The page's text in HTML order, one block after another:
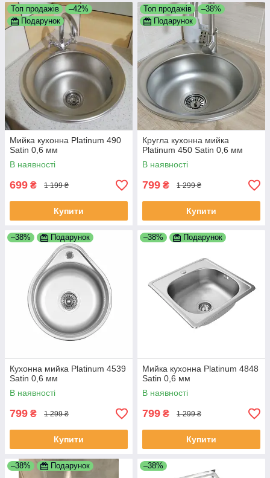
Топ продажів
–42%
Подарунок
Мийка кухонна Platinum 490
Satin 0,6 мм
В наявності
699 ₴ 1 199 ₴
Купити
Топ продажів
–38%
Подарунок
Кругла кухонна мийка
Platinum 450 Satin 0,6 мм
В наявності
799 ₴ 1 299 ₴
Купити
–38% Подарунок
Кухонна мийка Platinum 4539
Satin 0,6 мм
В наявності
799 ₴ 1 299 ₴
Купити
–38% Подарунок
Мийка кухонна Platinum 4848
Satin 0,6 мм
В наявності
799 ₴ 1 299 ₴
Купити
–38% Подарунок –38%